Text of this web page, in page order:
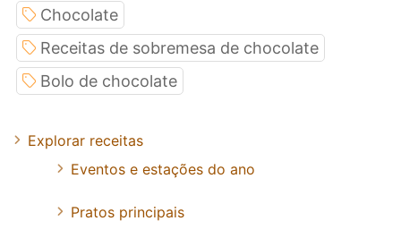
Chocolate
Receitas de sobremesa de chocolate
Bolo de chocolate
Explorar receitas
Eventos e estações do ano
Pratos principais